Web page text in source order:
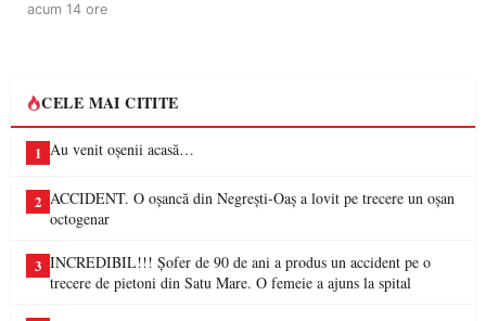
acum 14 ore
CELE MAI CITITE
1 Au venit oșenii acasă…
2 ACCIDENT. O oșancă din Negrești-Oaș a lovit pe trecere un oșan
octogenar
3 INCREDIBIL!!! Șofer de 90 de ani a produs un accident pe o
trecere de pietoni din Satu Mare. O femeie a ajuns la spital